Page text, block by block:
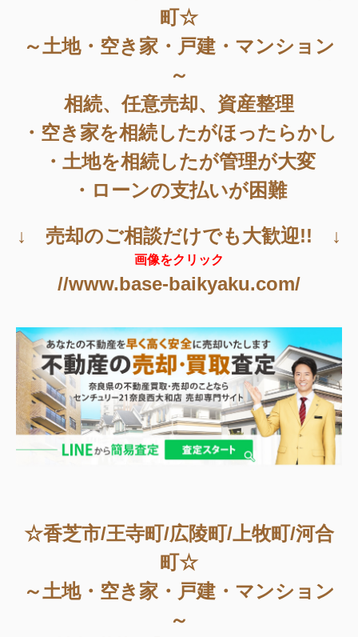
町☆
～土地・空き家・戸建・マンション
～
相続、任意売却、資産整理
・空き家を相続したがほったらかし
・土地を相続したが管理が大変
・ローンの支払いが困難
↓ 売却のご相談だけでも大歓迎!! ↓
画像をクリック
//www.base-baikyaku.com/
☆香芝市/王寺町/広陵町/上牧町/河合
町☆
～土地・空き家・戸建・マンション
～